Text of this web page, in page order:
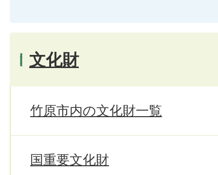
文化財
竹原市内の文化財一覧
国重要文化財